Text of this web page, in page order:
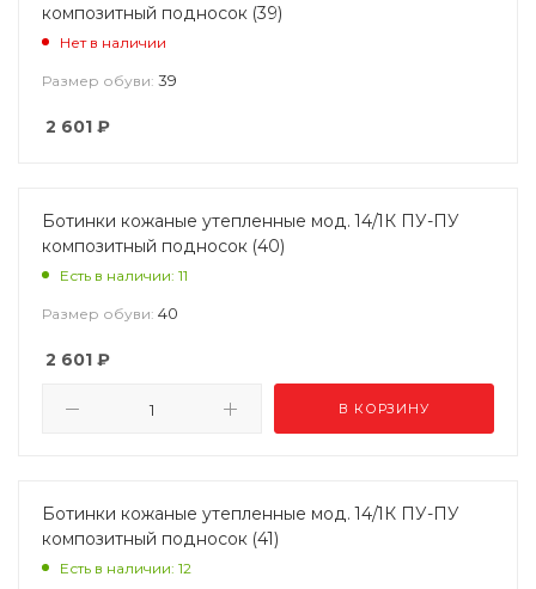
композитный подносок (39)
Нет в наличии
Размер обуви: 39
2 601 ₽
Ботинки кожаные утепленные мод. 14/1К ПУ-ПУ
композитный подносок (40)
Есть в наличии: 11
Размер обуви: 40
2 601 ₽
В КОРЗИНУ
Ботинки кожаные утепленные мод. 14/1К ПУ-ПУ
композитный подносок (41)
Есть в наличии: 12